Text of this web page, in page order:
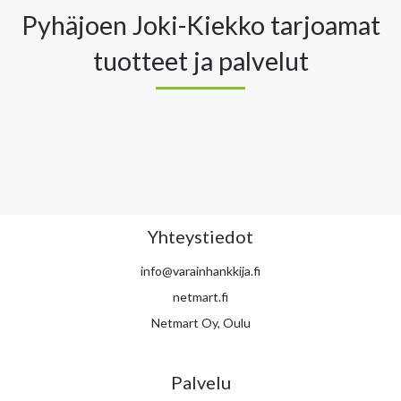
Pyhäjoen Joki-Kiekko tarjoamat
tuotteet ja palvelut
Yhteystiedot
info@varainhankkija.fi
netmart.fi
Netmart Oy, Oulu
Palvelu